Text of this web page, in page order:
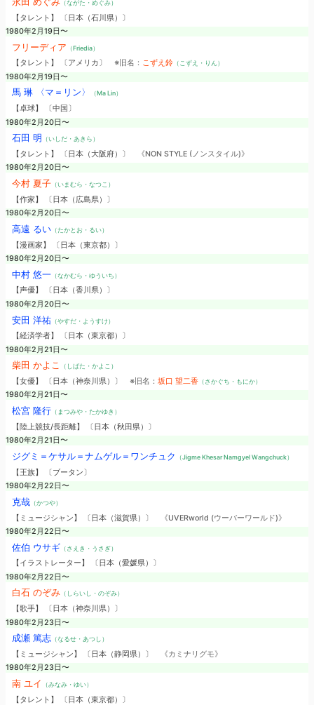
（ながた・めぐみ）
【タレント】 〔日本（石川県）〕
1980年2月19日〜
フリーディア （Friedia）
【タレント】 〔アメリカ〕 ※旧名： こずえ鈴（こずえ・りん）
1980年2月19日〜
馬 琳 〈マ＝リン〉 （Ma Lin）
【卓球】 〔中国〕
1980年2月20日〜
石田 明 （いしだ・あきら）
【タレント】 〔日本（大阪府）〕
《NON STYLE (ノンスタイル)》
1980年2月20日〜
今村 夏子（いまむら・なつこ）
【作家】 〔日本（広島県）〕
1980年2月20日〜
高遠 るい（たかとお・るい）
【漫画家】 〔日本（東京都）〕
1980年2月20日〜
中村 悠一（なかむら・ゆういち）
【声優】 〔日本（香川県）〕
1980年2月20日〜
安田 洋祐（やすだ・ようすけ）
【経済学者】 〔日本（東京都）〕
1980年2月21日〜
柴田 かよこ （しばた・かよこ）
【女優】 〔日本（神奈川県）〕 ※旧名： 坂口 望二香（さかぐち・もにか）
1980年2月21日〜
松宮 隆行（まつみや・たかゆき）
【陸上競技/長距離】 〔日本（秋田県）〕
1980年2月21日〜
ジグミ＝ケサル＝ナムゲル＝ワンチュク （Jigme Khesar Namgyel Wangchuck）
【王族】 〔ブータン〕
1980年2月22日〜
克哉（かつや）
【ミュージシャン】 〔日本（滋賀県）〕
《UVERworld (ウーバーワールド)》
1980年2月22日〜
佐伯 ウサギ （さえき・うさぎ）
【イラストレーター】 〔日本（愛媛県）〕
1980年2月22日〜
白石 のぞみ（しらいし・のぞみ）
【歌手】 〔日本（神奈川県）〕
1980年2月23日〜
成瀬 篤志（なるせ・あつし）
【ミュージシャン】 〔日本（静岡県）〕
《カミナリグモ》
1980年2月23日〜
南 ユイ （みなみ・ゆい）
【タレント】 〔日本（東京都）〕